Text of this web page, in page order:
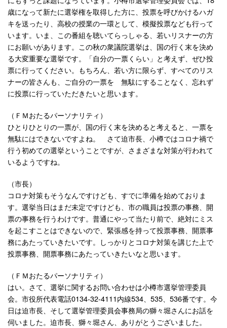
歳になって新たに選挙権を取得した方に、投票を呼びかけるハガ
キを送ったり、高校の授業の一環として、模擬投票なども行って
います。いま、この番組を聴いてらっしゃる、若いリスナーの方
にお願いがあります。この秋の衆議院選挙は、国の行く末を決め
る大変重要な選挙です。「自分の一票くらい」と考えず、ぜひ投
票に行ってください。もちろん、若い方に限らず、すべてのリス
ナーの皆さんも、ご自分の一票を 無駄にすることなく、忘れず
に投票に行っていただきたいと思います。
（ＦＭおたるパーソナリティ）
ひとりひとりの一票が、国の行く末を決めると考えると、一票を
無駄にはできないですよね。 さて迫市長、小樽ではコロナ禍で
行う初めての選挙ということですが、さまざまな対策が行われて
いるようですね。
（市長）
コロナ対策もそうなんですけども、すでに準備を始めておりま
す。選挙当日はまだ未定ですけども、市の職員は投票の事務、開
票の事務を行うわけです。普通にやって当たり前で、絶対にミス
を起こすことはできないので、緊張感を持って投票事務、開票事
務にあたっていきたいです。しっかりとコロナ対策を講じた上で
投票事務、開票事務にあたっていきたいなと思います。
（ＦＭおたるパーソナリティ）
はい。さて、選挙に関するお問い合わせは小樽市選挙管理委員
会。市役所代表電話0134-32-4111内線534、535、536番です。今
日は迫市長、そして選挙管理委員会事務局の獅々堀さんにお話を
伺いました。迫市長、獅々堀さん、ありがとうございました。